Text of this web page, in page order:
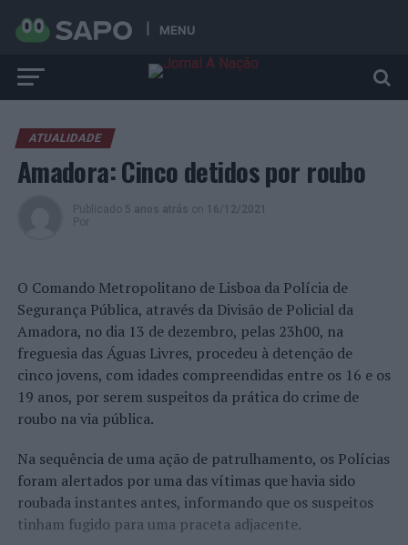
MENU
ATUALIDADE
Amadora: Cinco detidos por roubo
Publicado 5 anos atrás on 16/12/2021
Por
O Comando Metropolitano de Lisboa da Polícia de
Segurança Pública, através da Divisão de Policial da
Amadora, no dia 13 de dezembro, pelas 23h00, na
freguesia das Águas Livres, procedeu à detenção de
cinco jovens, com idades compreendidas entre os 16 e os
19 anos, por serem suspeitos da prática do crime de
roubo na via pública.
Na sequência de uma ação de patrulhamento, os Polícias
foram alertados por uma das vítimas que havia sido
roubada instantes antes, informando que os suspeitos
tinham fugido para uma praceta adjacente.